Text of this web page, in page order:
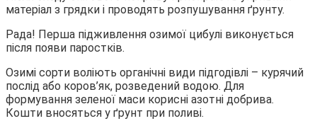
матеріал з грядки і проводять розпушування ґрунту.
Рада! Перша підживлення озимої цибулі виконується
після появи паростків.
Озимі сорти воліють органічні види підгодівлі – курячий
послід або коров’як, розведений водою. Для
формування зеленої маси корисні азотні добрива.
Кошти вносяться у ґрунт при поливі.